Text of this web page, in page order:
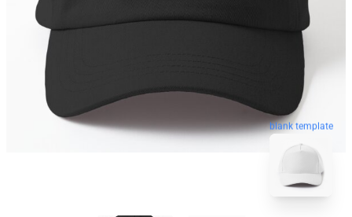
blank template